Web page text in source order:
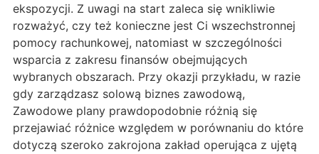
ekspozycji. Z uwagi na start zaleca się wnikliwie
rozważyć, czy też konieczne jest Ci wszechstronnej
pomocy rachunkowej, natomiast w szczególności
wsparcia z zakresu finansów obejmujących
wybranych obszarach. Przy okazji przykładu, w razie
gdy zarządzasz solową biznes zawodową,
Zawodowe plany prawdopodobnie różnią się
przejawiać różnice względem w porównaniu do które
dotyczą szeroko zakrojona zakład operująca z ujętą